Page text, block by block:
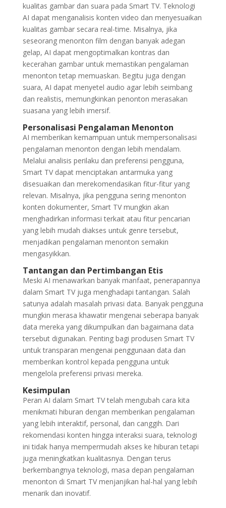
kualitas gambar dan suara pada Smart TV. Teknologi
AI dapat menganalisis konten video dan menyesuaikan
kualitas gambar secara real-time. Misalnya, jika
seseorang menonton film dengan banyak adegan
gelap, AI dapat mengoptimalkan kontras dan
kecerahan gambar untuk memastikan pengalaman
menonton tetap memuaskan. Begitu juga dengan
suara, AI dapat menyetel audio agar lebih seimbang
dan realistis, memungkinkan penonton merasakan
suasana yang lebih imersif.
Personalisasi Pengalaman Menonton
AI memberikan kemampuan untuk mempersonalisasi
pengalaman menonton dengan lebih mendalam.
Melalui analisis perilaku dan preferensi pengguna,
Smart TV dapat menciptakan antarmuka yang
disesuaikan dan merekomendasikan fitur-fitur yang
relevan. Misalnya, jika pengguna sering menonton
konten dokumenter, Smart TV mungkin akan
menghadirkan informasi terkait atau fitur pencarian
yang lebih mudah diakses untuk genre tersebut,
menjadikan pengalaman menonton semakin
mengasyikkan.
Tantangan dan Pertimbangan Etis
Meski AI menawarkan banyak manfaat, penerapannya
dalam Smart TV juga menghadapi tantangan. Salah
satunya adalah masalah privasi data. Banyak pengguna
mungkin merasa khawatir mengenai seberapa banyak
data mereka yang dikumpulkan dan bagaimana data
tersebut digunakan. Penting bagi produsen Smart TV
untuk transparan mengenai penggunaan data dan
memberikan kontrol kepada pengguna untuk
mengelola preferensi privasi mereka.
Kesimpulan
Peran AI dalam Smart TV telah mengubah cara kita
menikmati hiburan dengan memberikan pengalaman
yang lebih interaktif, personal, dan canggih. Dari
rekomendasi konten hingga interaksi suara, teknologi
ini tidak hanya mempermudah akses ke hiburan tetapi
juga meningkatkan kualitasnya. Dengan terus
berkembangnya teknologi, masa depan pengalaman
menonton di Smart TV menjanjikan hal-hal yang lebih
menarik dan inovatif.